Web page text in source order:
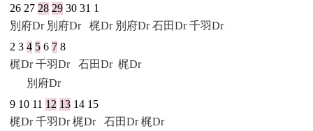
26 27 28 29 30 31 1
別府Dr 別府Dr 梶Dr 別府Dr 石田Dr 千羽Dr
2 3 4 5 6 7 8
梶Dr 千羽Dr 石田Dr 梶Dr
別府Dr
9 10 11 12 13 14 15
梶Dr 千羽Dr 梶Dr 石田Dr 梶Dr